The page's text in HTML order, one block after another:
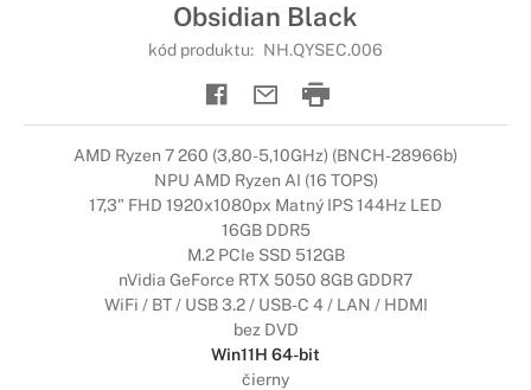
Obsidian Black
kód produktu: NH.QYSEC.006
AMD Ryzen 7 260 (3,80-5,10GHz) (BNCH-28966b)
NPU AMD Ryzen AI (16 TOPS)
17,3" FHD 1920x1080px Matný IPS 144Hz LED
16GB DDR5
M.2 PCIe SSD 512GB
nVidia GeForce RTX 5050 8GB GDDR7
WiFi / BT / USB 3.2 / USB-C 4 / LAN / HDMI
bez DVD
Win11H 64-bit
čierny